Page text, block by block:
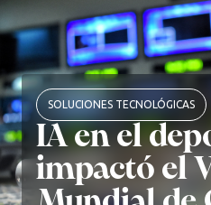
SOLUCIONES TECNOLÓGICAS
IA en el
impactó el